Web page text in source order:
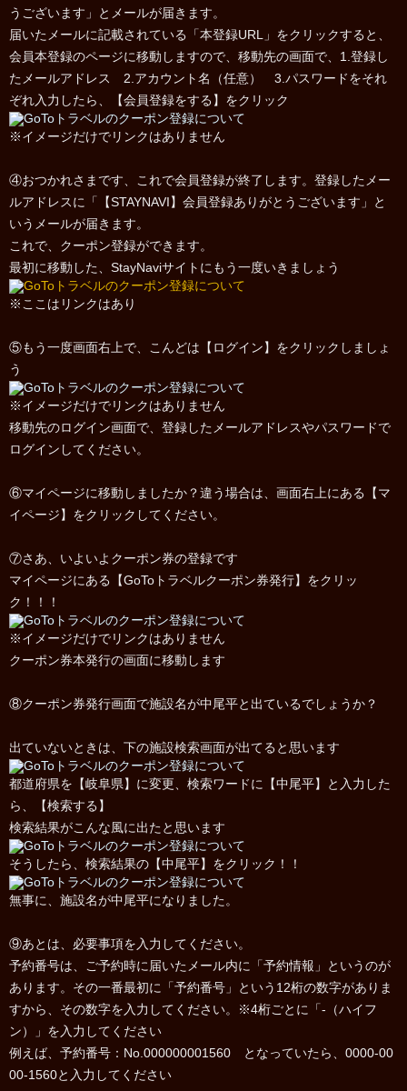
うございます」とメールが届きます。
届いたメールに記載されている「本登録URL」をクリックすると、
会員本登録のページに移動しますので、移動先の画面で、1.登録し
たメールアドレス 2.アカウント名（任意） 3.パスワードをそれ
ぞれ入力したら、【会員登録をする】をクリック
※イメージだけでリンクはありません
④おつかれさまです、これで会員登録が終了します。登録したメー
ルアドレスに「【STAYNAVI】会員登録ありがとうございます」と
いうメールが届きます。
これで、クーポン登録ができます。
最初に移動した、StayNaviサイトにもう一度いきましょう
※ここはリンクはあり
⑤もう一度画面右上で、こんどは【ログイン】をクリックしましょ
う
※イメージだけでリンクはありません
移動先のログイン画面で、登録したメールアドレスやパスワードで
ログインしてください。
⑥マイページに移動しましたか？違う場合は、画面右上にある【マ
イページ】をクリックしてください。
⑦さあ、いよいよクーポン券の登録です
マイページにある【GoToトラベルクーポン券発行】をクリッ
ク！！！
※イメージだけでリンクはありません
クーポン券本発行の画面に移動します
⑧クーポン券発行画面で施設名が中尾平と出ているでしょうか？
出ていないときは、下の施設検索画面が出てると思います
都道府県を【岐阜県】に変更、検索ワードに【中尾平】と入力した
ら、【検索する】
検索結果がこんな風に出たと思います
そうしたら、検索結果の【中尾平】をクリック！！
無事に、施設名が中尾平になりました。
⑨あとは、必要事項を入力してください。
予約番号は、ご予約時に届いたメール内に「予約情報」というのが
あります。その一番最初に「予約番号」という12桁の数字がありま
すから、その数字を入力してください。※4桁ごとに「-（ハイフ
ン）」を入力してください
例えば、予約番号：No.000000001560 となっていたら、0000-00
00-1560と入力してください